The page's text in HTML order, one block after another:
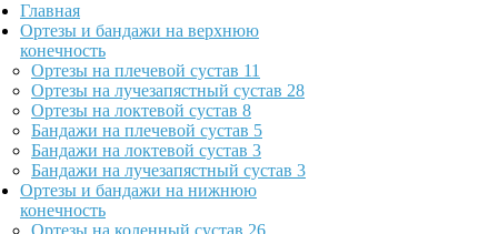
Главная
Ортезы и бандажи на верхнюю
конечность
Ортезы на плечевой сустав 11
Ортезы на лучезапястный сустав 28
Ортезы на локтевой сустав 8
Бандажи на плечевой сустав 5
Бандажи на локтевой сустав 3
Бандажи на лучезапястный сустав 3
Ортезы и бандажи на нижнюю
конечность
Ортезы на коленный сустав 26